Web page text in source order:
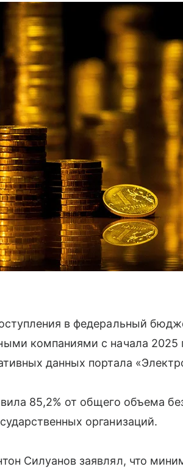
в федеральный
компаниями с начала 2025
данных портала
85,2% от общего объема
организаций.
Силуанов заявлял, что